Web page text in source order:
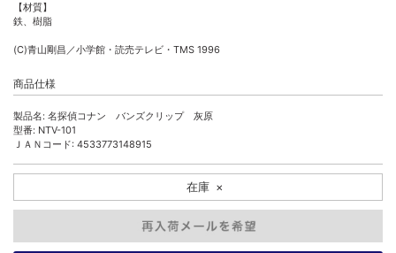
【材質】
鉄、樹脂
(C)青山剛昌／小学館・読売テレビ・TMS 1996
商品仕様
製品名: 名探偵コナン バンズクリップ 灰原
型番: NTV-101
ＪＡＮコード: 4533773148915
在庫 ×